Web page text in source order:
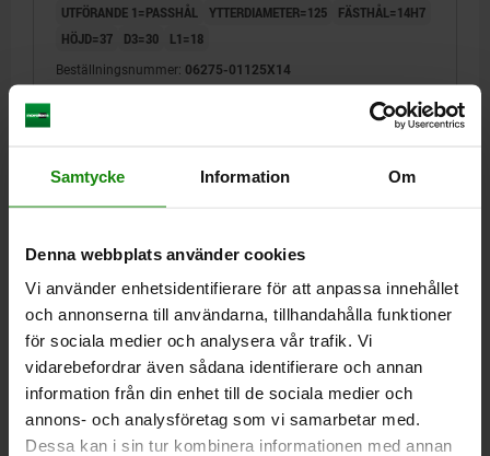
Samtycke Information Om
Denna webbplats använder cookies
Vi använder enhetsidentifierare för att anpassa innehållet
och annonserna till användarna, tillhandahålla funktioner
för sociala medier och analysera vår trafik. Vi
vidarebefordrar även sådana identifierare och annan
information från din enhet till de sociala medier och
annons- och analysföretag som vi samarbetar med.
Dessa kan i sin tur kombinera informationen med annan
UTFÖRANDE 1=PASSHÅL YTTERDIAMETER=125
FÄSTHÅL=14H7
HÖJD=37
D3=30 L1=18
Beställningsnummer: 06275-01125X14
SKIVRATT D1=140 PASSHÅL D2=14H7 ALUMINIUM,
SVART PULVERLACKERAT, UTAN HANDTAG